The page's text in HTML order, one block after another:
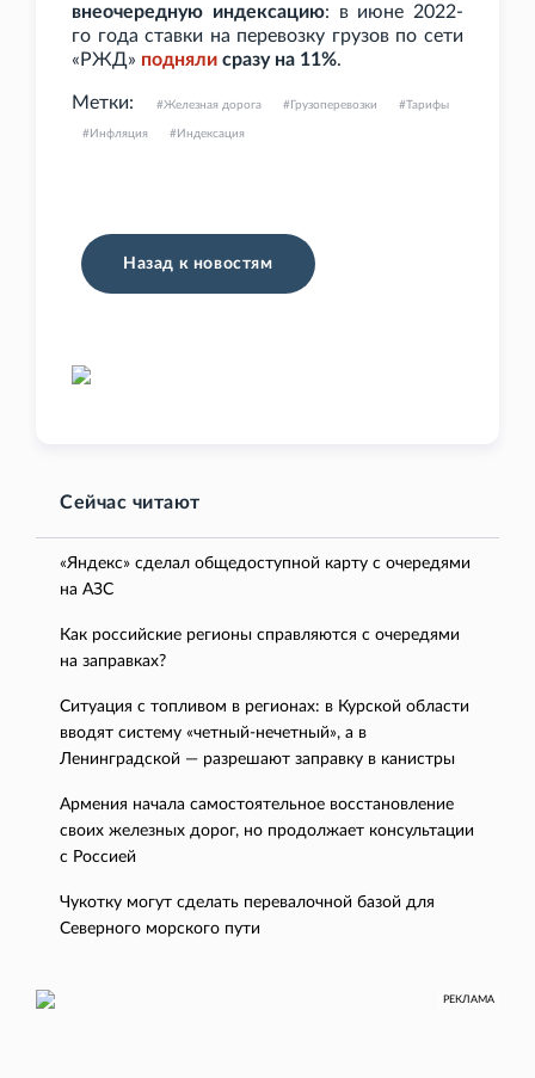
внеочередную индексацию: в июне 2022-
го года ставки на перевозку грузов по сети
«РЖД» подняли сразу на 11%.
Метки: Железная дорога Грузоперевозки Тарифы
Инфляция Индексация
Назад к новостям
Сейчас читают
«Яндекс» сделал общедоступной карту с очередями
на АЗС
Как российские регионы справляются с очередями
на заправках?
Ситуация с топливом в регионах: в Курской области
вводят систему «четный-нечетный», а в
Ленинградской — разрешают заправку в канистры
Армения начала самостоятельное восстановление
своих железных дорог, но продолжает консультации
с Россией
Чукотку могут сделать перевалочной базой для
Северного морского пути
РЕКЛАМА